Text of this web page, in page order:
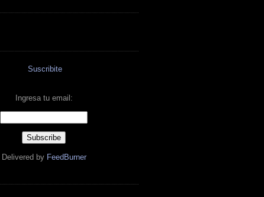
Suscribite
Ingresa tu email:
Delivered by FeedBurner